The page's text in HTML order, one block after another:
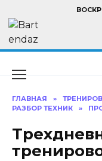
содержанию
ГЛАВНАЯ »
РАЗБОР ТЕХНИК
»